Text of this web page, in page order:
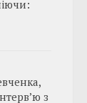
з